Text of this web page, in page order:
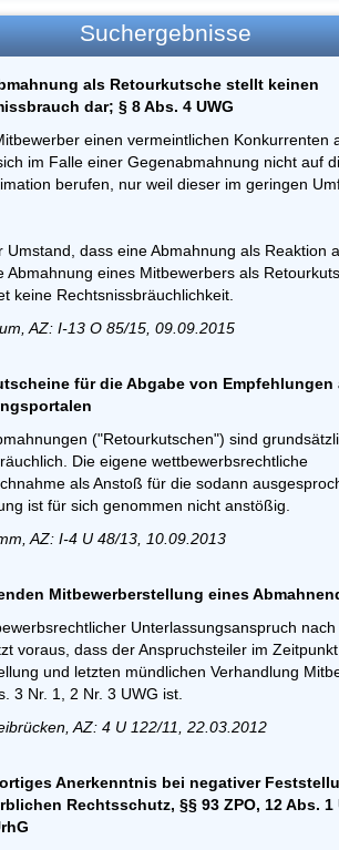
Suchergebnisse
als Retourkutsche stellt keinen
dar; § 8 Abs. 4 UWG
einen vermeintlichen Konkurrenten
im Falle einer Gegenabmahnung nicht auf
berufen, nur weil dieser im geringen
Umstand, dass eine Abmahnung als Reaktion
Abmahnung eines Mitbewerbers als
keine Rechtsnissbräuchlichkeit.
AZ: I-13 O 85/15, 09.09.2015
für die Abgabe von Empfehlungen
("Retourkutschen") sind
Die eigene wettbewerbsrechtliche
als Anstoß für die sodann
ist für sich genommen nicht anstößig.
AZ: I-4 U 48/13, 10.09.2013
Mitbewerberstellung eines
Unterlassungsanspruch nach
voraus, dass der Anspruchsteiler im
und letzten mündlichen Verhandlung
3 Nr. 1, 2 Nr. 3 UWG ist.
AZ: 4 U 122/11, 22.03.2012
Anerkenntnis bei negativer
Rechtsschutz, §§ 93 ZPO, 12 Abs. 1